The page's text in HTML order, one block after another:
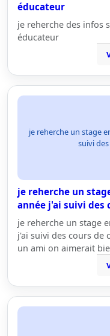
éducateur
je reherche des infos
éducateur
je reherche un stage
suivi
je reherche un
année j'ai suivi des
je reherche un stage
j'ai suivi des cours de
un ami on aimerait